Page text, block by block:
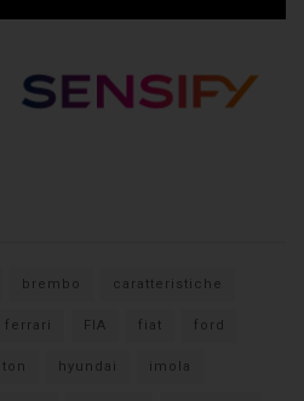
brembo caratteristiche
ferrari FIA fiat ford
hyundai imola